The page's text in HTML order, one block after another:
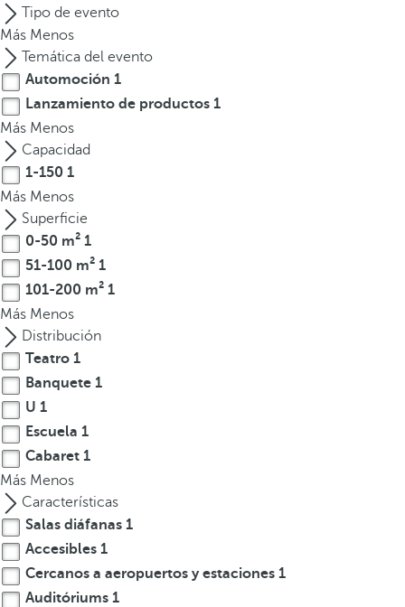
p
u
l
s
a
r
l
a
t
e
c
l
a
e
l
e
c
h
a
h
a
c
i
a
b
Tipo de evento
Más Menos
Temática del evento
Automoción 1
Lanzamiento de productos 1
Más Menos
Capacidad
1-150 1
Más Menos
Superficie
0-50 m² 1
51-100 m² 1
101-200 m² 1
Más Menos
Distribución
Teatro 1
Banquete 1
U 1
Escuela 1
Cabaret 1
Más Menos
Características
Salas diáfanas 1
Accesibles 1
Cercanos a aeropuertos y estaciones 1
Auditóriums 1